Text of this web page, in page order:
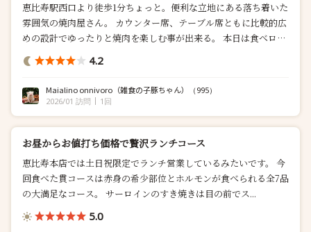
恵比寿駅西口より徒歩1分ちょっと。便利な立地にある落ち着いた
雰囲気の焼肉屋さん。 カウンター席、テーブル席ともに比較的広
めの設計でゆったりと焼肉を楽しむ事が出来る。 本日は食べログ
4.2
Maialino onnivoro（雑食の子豚ちゃん）
（995）
2026/01 訪問
1回
お昼からお値打ち価格で贅沢ランチコース
恵比寿本店では土日祝限定でランチ営業しているみたいです。 今
回食べた貫コースは赤身の希少部位とホルモンが食べられる全7品
の大満足なコース。 サーロインのすき焼きは目の前でス...
5.0